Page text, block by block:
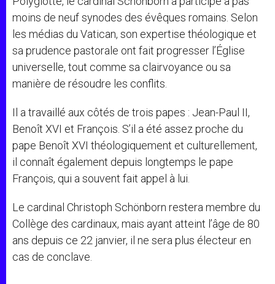
moins de neuf synodes des évêques romains. Selon
les médias du Vatican, son expertise théologique et
sa prudence pastorale ont fait progresser l’Église
universelle, tout comme sa clairvoyance ou sa
manière de résoudre les conflits.
Il a travaillé aux côtés de trois papes : Jean-Paul II,
Benoît XVI et François. S’il a été assez proche du
pape Benoît XVI théologiquement et culturellement,
il connaît également depuis longtemps le pape
François, qui a souvent fait appel à lui.
Le cardinal Christoph Schönborn restera membre du
Collège des cardinaux, mais ayant atteint l’âge de 80
ans depuis ce 22 janvier, il ne sera plus électeur en
cas de conclave.